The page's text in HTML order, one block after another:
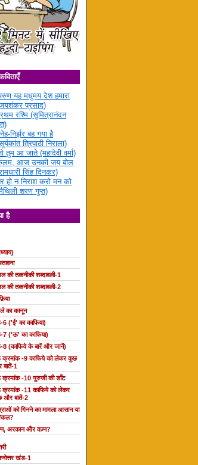
यह मधुमय देश हमारा
प्रसाद)
रश्मि (सुमित्रानंदन
निर्झर बह गया है
त्रिपाठी निराला)
तुम आ जाते (महादेवी वर्मा)
आज उनकी जय बोल
सिंह दिनकर)
हो न निराश करो मन को
शरण गुप्त)
है
की तकनीकी शब्दावली-1
की तकनीकी शब्दावली-2
का कानून
6 ('ई' का काफिया)
7 ('ऊ' का काफिया)
8 (काफिये के बारें और जानें)
क्रमांक -9 काफिये को लेकर कुछ
बातें-1
क्रमांक -10 गुरुजी की डाँट
क्रमांक -11 काफिये को लेकर
और बातें-2
को गिनने का मामला आसान या
अरकान और वज़्न?
खंड-1